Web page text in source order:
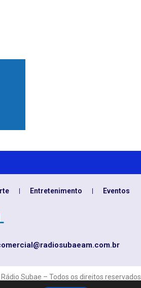
Entretenimento Eventos
Subae – Todos os direitos reservados